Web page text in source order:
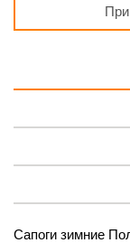
Сапоги зимние